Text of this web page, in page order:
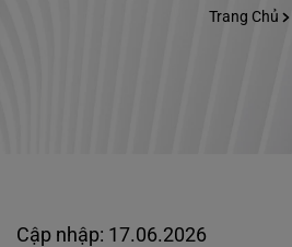
Trang Chủ
Cập nhập: 17.06.2026